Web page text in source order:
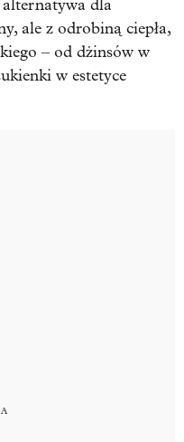
alternatywa dla
ale z odrobiną ciepła,
– od dżinsów w
w estetyce